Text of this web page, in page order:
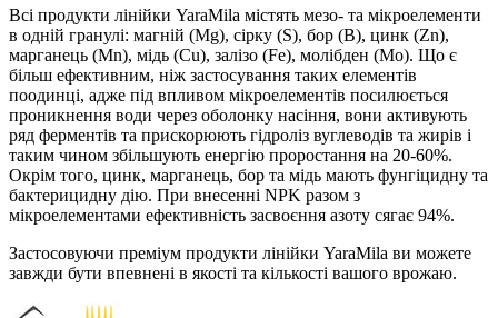
Всі продукти лінійки YaraMila містять мезо- та мікроелементи
в одній гранулі: магній (Mg), сірку (S), бор (B), цинк (Zn),
марганець (Mn), мідь (Cu), залізо (Fe), молібден (Мо). Що є
більш ефективним, ніж застосування таких елементів
поодинці, адже під впливом мікроелементів посилюється
проникнення води через оболонку насіння, вони активують
ряд ферментів та прискорюють гідроліз вуглеводів та жирів і
таким чином збільшують енергію проростання на 20-60%.
Окрім того, цинк, марганець, бор та мідь мають фунгіцидну та
бактерицидну дію. При внесенні NPK разом з
мікроелементами ефективність засвоєння азоту сягає 94%.
Застосовуючи преміум продукти лінійки YaraMila ви можете
завжди бути впевнені в якості та кількості вашого врожаю.